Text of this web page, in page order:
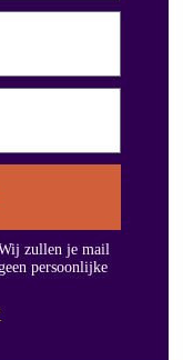
zullen je mail
persoonlijke